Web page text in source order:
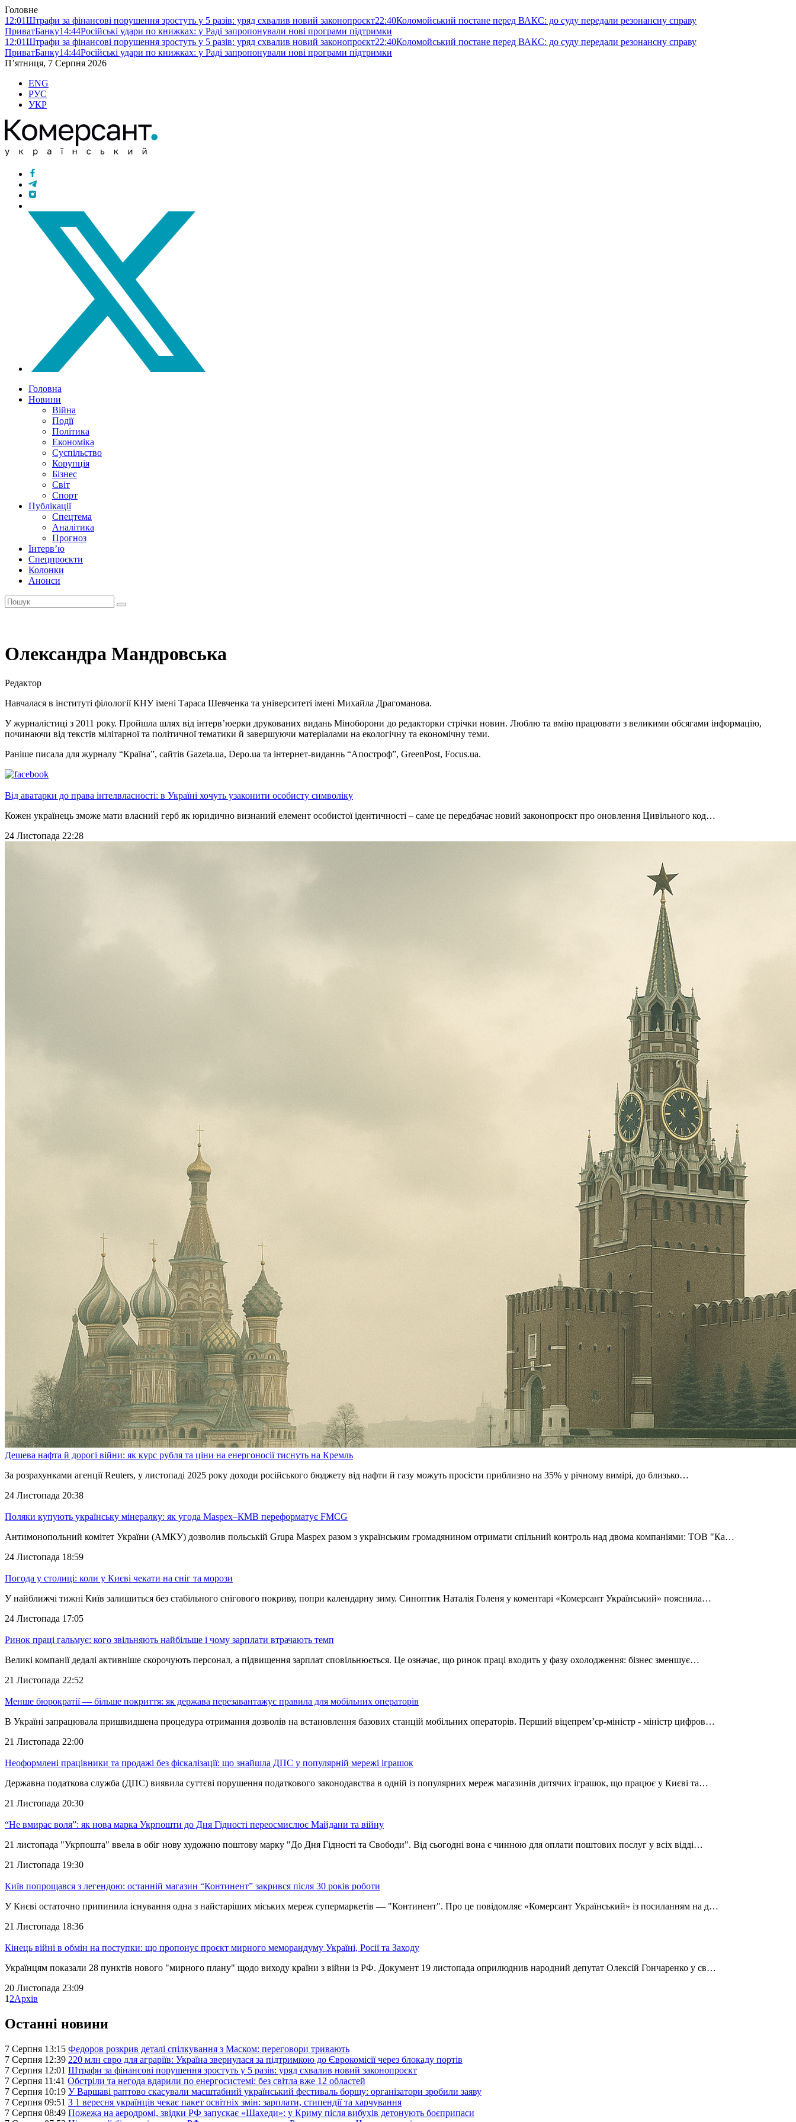
Головне
12:01Штрафи за фінансові порушення зростуть у 5 разів: уряд схвалив новий законопроєкт22:40Коломойський постане перед ВАКС: до суду передали резонансну справу
ПриватБанку14:44Російські удари по книжках: у Раді запропонували нові програми підтримки
12:01Штрафи за фінансові порушення зростуть у 5 разів: уряд схвалив новий законопроєкт22:40Коломойський постане перед ВАКС: до суду передали резонансну справу
ПриватБанку14:44Російські удари по книжках: у Раді запропонували нові програми підтримки
П’ятниця, 7 Серпня 2026
ENG
РУС
УКР
Головна
Новини
Війна
Події
Політика
Економіка
Суспільство
Корупція
Бізнес
Світ
Спорт
Публікації
Спецтема
Аналітика
Прогноз
Інтерв’ю
Спецпроєкти
Колонки
Анонси
Олександра Мандровська
Редактор
Навчалася в інституті філології КНУ імені Тараса Шевченка та університеті імені Михайла Драгоманова.
У журналістиці з 2011 року. Пройшла шлях від інтерв’юерки друкованих видань Міноборони до редакторки стрічки новин. Люблю та вмію працювати з великими обсягами інформацію,
починаючи від текстів мілітарної та політичної тематики й завершуючи матеріалами на екологічну та економічну теми.
Раніше писала для журналу “Країна”, сайтів Gazeta.ua, Depo.ua та інтернет-виданнь “Апостроф”, GreenPost, Focus.ua.
Від аватарки до права інтелвласності: в Україні хочуть узаконити особисту символіку
Кожен українець зможе мати власний герб як юридично визнаний елемент особистої ідентичності – саме це передбачає новий законопроєкт про оновлення Цивільного код…
24 Листопада 22:28
Дешева нафта й дорогі війни: як курс рубля та ціни на енергоносії тиснуть на Кремль
За розрахунками агенції Reuters, у листопаді 2025 року доходи російського бюджету від нафти й газу можуть просісти приблизно на 35% у річному вимірі, до близько…
24 Листопада 20:38
Поляки купують українську мінералку: як угода Maspex–КМВ переформатує FMCG
Антимонопольний комітет України (АМКУ) дозволив польській Grupa Maspex разом з українським громадянином отримати спільний контроль над двома компаніями: ТОВ "Ка…
24 Листопада 18:59
Погода у столиці: коли у Києві чекати на сніг та морози
У найближчі тижні Київ залишиться без стабільного снігового покриву, попри календарну зиму. Синоптик Наталія Голеня у коментарі «Комерсант Український» пояснила…
24 Листопада 17:05
Ринок праці гальмує: кого звільняють найбільше і чому зарплати втрачають темп
Великі компанії дедалі активніше скорочують персонал, а підвищення зарплат сповільнюється. Це означає, що ринок праці входить у фазу охолодження: бізнес зменшує…
21 Листопада 22:52
Менше бюрократії — більше покриття: як держава перезавантажує правила для мобільних операторів
В Україні запрацювала пришвидшена процедура отримання дозволів на встановлення базових станцій мобільних операторів. Перший віцепрем’єр-міністр - міністр цифров…
21 Листопада 22:00
Неоформлені працівники та продажі без фіскалізації: що знайшла ДПС у популярній мережі іграшок
Державна податкова служба (ДПС) виявила суттєві порушення податкового законодавства в одній із популярних мереж магазинів дитячих іграшок, що працює у Києві та…
21 Листопада 20:30
“Не вмирає воля”: як нова марка Укрпошти до Дня Гідності переосмислює Майдани та війну
21 листопада "Укрпошта" ввела в обіг нову художню поштову марку "До Дня Гідності та Свободи". Від сьогодні вона є чинною для оплати поштових послуг у всіх відді…
21 Листопада 19:30
Київ попрощався з легендою: останній магазин “Континент” закрився після 30 років роботи
У Києві остаточно припинила існування одна з найстаріших міських мереж супермаркетів — "Континент". Про це повідомляє «Комерсант Український» із посиланням на д…
21 Листопада 18:36
Кінець війні в обмін на поступки: що пропонує проєкт мирного меморандуму Україні, Росії та Заходу
Українцям показали 28 пунктів нового "мирного плану" щодо виходу країни з війни із РФ. Документ 19 листопада оприлюднив народний депутат Олексій Гончаренко у св…
20 Листопада 23:09
1 2Архів
Останні новини
7 Серпня 13:15 Федоров розкрив деталі спілкування з Маском: переговори тривають
7 Серпня 12:39 220 млн євро для аграріїв: Україна звернулася за підтримкою до Єврокомісії через блокаду портів
7 Серпня 12:01 Штрафи за фінансові порушення зростуть у 5 разів: уряд схвалив новий законопроєкт
7 Серпня 11:41 Обстріли та негода вдарили по енергосистемі: без світла вже 12 областей
7 Серпня 10:19 У Варшаві раптово скасували масштабний український фестиваль борщу: організатори зробили заяву
7 Серпня 09:51 З 1 вересня українців чекає пакет освітніх змін: зарплати, стипендії та харчування
7 Серпня 08:49 Пожежа на аеродромі, звідки РФ запускає «Шахеди»: у Криму після вибухів детонують боєприпаси